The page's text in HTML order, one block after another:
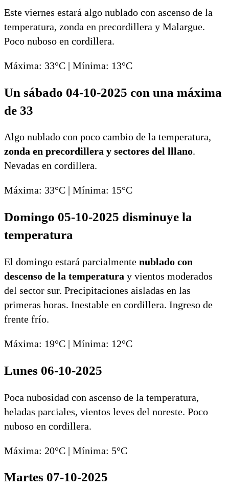
Este viernes estará algo nublado con ascenso de la
temperatura, zonda en precordillera y Malargue.
Poco nuboso en cordillera.
Máxima: 33°C | Mínima: 13°C
Un sábado 04-10-2025 con una máxima
de 33
Algo nublado con poco cambio de la temperatura,
zonda en precordillera y sectores del lllano.
Nevadas en cordillera.
Máxima: 33°C | Mínima: 15°C
Domingo 05-10-2025 disminuye la
temperatura
El domingo estará parcialmente nublado con
descenso de la temperatura y vientos moderados
del sector sur. Precipitaciones aisladas en las
primeras horas. Inestable en cordillera. Ingreso de
frente frío.
Máxima: 19°C | Mínima: 12°C
Lunes 06-10-2025
Poca nubosidad con ascenso de la temperatura,
heladas parciales, vientos leves del noreste. Poco
nuboso en cordillera.
Máxima: 20°C | Mínima: 5°C
Martes 07-10-2025